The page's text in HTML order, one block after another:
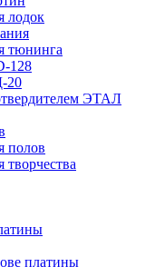
лодок
тюнинга
128
20
ЭТАЛ
полов
платины